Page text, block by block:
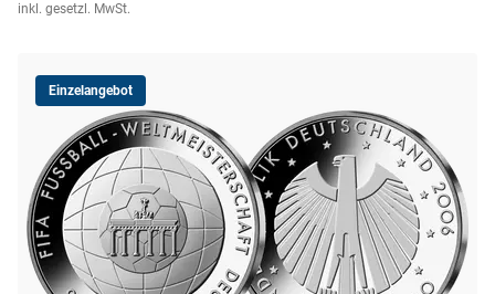
inkl. gesetzl. MwSt.
Einzelangebot